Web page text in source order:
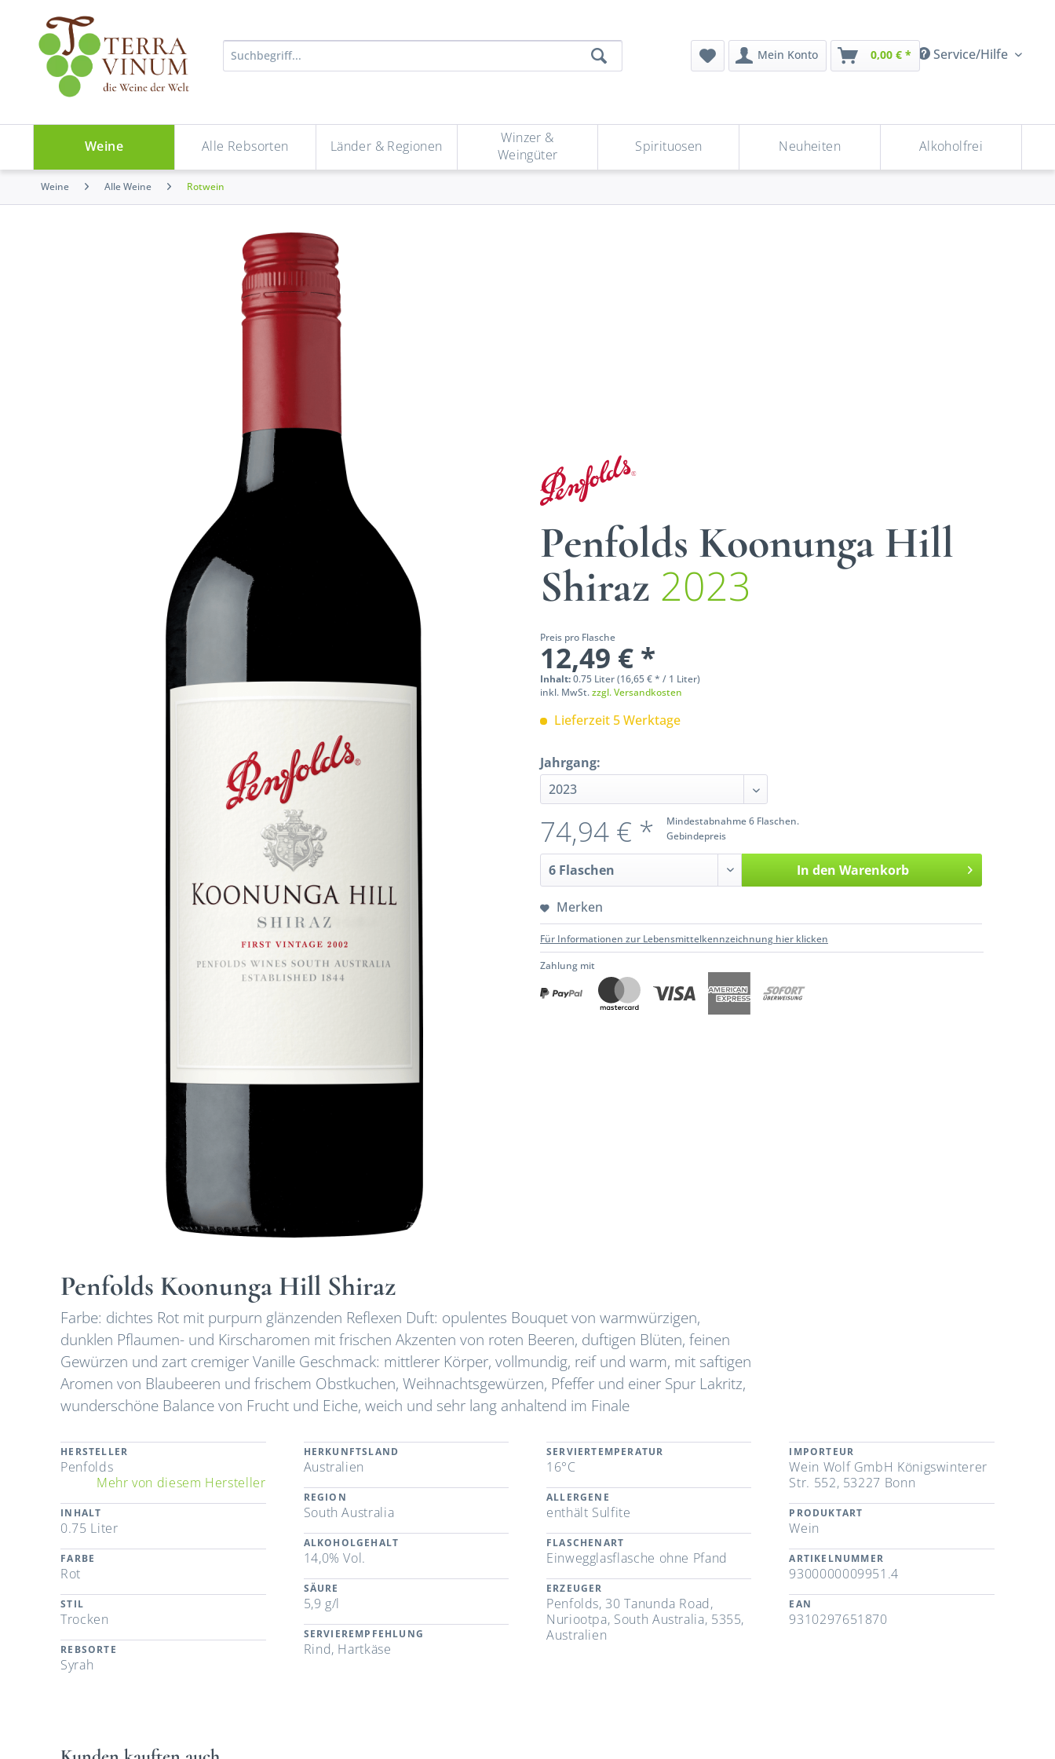
Service/Hilfe
Mein Konto 0,00 € *
Weine Alle Rebsorten Länder & Regionen
Winzer &
Weingüter
Spirituosen Neuheiten Alkoholfrei
Weine Alle Weine Rotwein
Penfolds Koonunga Hill
Shiraz 2023
Preis pro Flasche
12,49 € *
Inhalt:0.75 Liter (16,65 € * / 1 Liter)
inkl. MwSt.zzgl. Versandkosten
Lieferzeit 5 Werktage
Jahrgang:
Mindestabnahme 6 Flaschen.
Gebindepreis
74,94 € *
In den Warenkorb
Merken
Für Informationen zur Lebensmittelkennzeichnung hier klicken
Zahlung mit
Penfolds Koonunga Hill Shiraz
Farbe: dichtes Rot mit purpurn glänzenden Reflexen Duft: opulentes Bouquet von warmwürzigen,
dunklen Pflaumen- und Kirscharomen mit frischen Akzenten von roten Beeren, duftigen Blüten, feinen
Gewürzen und zart cremiger Vanille Geschmack: mittlerer Körper, vollmundig, reif und warm, mit saftigen
Aromen von Blaubeeren und frischem Obstkuchen, Weihnachtsgewürzen, Pfeffer und einer Spur Lakritz,
wunderschöne Balance von Frucht und Eiche, weich und sehr lang anhaltend im Finale
HERSTELLER
Penfolds
Mehr von diesem Hersteller
INHALT
0.75 Liter
FARBE
Rot
STIL
Trocken
REBSORTE
Syrah
HERKUNFTSLAND
Australien
REGION
South Australia
ALKOHOLGEHALT
14,0% Vol.
SÄURE
5,9 g/l
SERVIEREMPFEHLUNG
Rind, Hartkäse
SERVIERTEMPERATUR
16°C
ALLERGENE
enthält Sulfite
FLASCHENART
Einwegglasflasche ohne Pfand
ERZEUGER
Penfolds, 30 Tanunda Road,
Nuriootpa, South Australia, 5355,
Australien
IMPORTEUR
Wein Wolf GmbH Königswinterer
Str. 552, 53227 Bonn
PRODUKTART
Wein
ARTIKELNUMMER
9300000009951.4
EAN
9310297651870